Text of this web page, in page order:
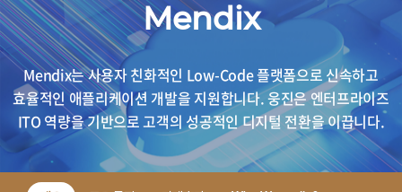
추천 검색어
WRMS
렌탈 모빌리티 클라우드
Mendix
Mendix는 사용자 친화적인 Low-Code 플랫폼으로 신속하고
효율적인 애플리케이션 개발을 지원합니다.웅진은 엔터프라이즈
ITO 역량을 기반으로 고객의 성공적인 디지털 전환을 이끕니다.